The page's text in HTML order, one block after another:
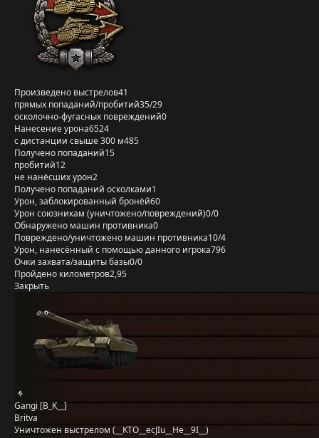
Произведено выстрелов41
прямых попаданий/пробитий35/29
осколочно-фугасных повреждений0
Нанесение урона6524
с дистанции свыше 300 м485
Получено попаданий15
пробитий12
не нанёсших урон2
Получено попаданий осколками1
Урон, заблокированный бронёй60
Урон союзникам (уничтожено/повреждений)0/0
Обнаружено машин противника0
Повреждено/уничтожено машин противника10/4
Урон, нанесённый с помощью данного игрока796
Очки захвата/защиты базы0/0
Пройдено километров2,95
Закрыть
Gangi [B_K__]
Britva
Уничтожен выстрелом (__KTO__ecJIu__He__9I__)